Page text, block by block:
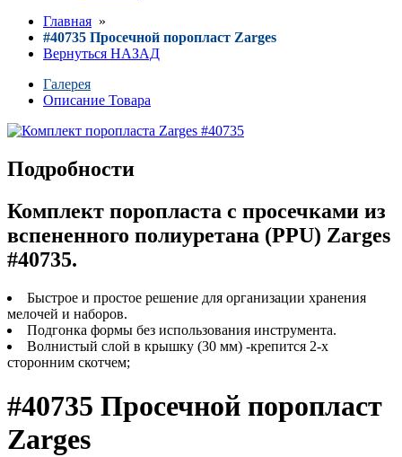
Главная »
#40735 Просечной поропласт Zarges
Вернуться НАЗАД
Галерея
Описание Товара
Подробности
Комплект поропласта с просечками из
вспененного полиуретана (PPU) Zarges
#40735.
Быстрое и простое решение для организации хранения
мелочей и наборов.
Подгонка формы без использования инструмента.
Волнистый слой в крышку (30 мм) -крепится 2-х
сторонним скотчем;
#40735 Просечной поропласт
Zarges